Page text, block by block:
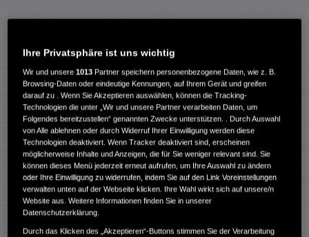
Kilometerstand 69.950 km
Kraftstoffart Benzin
Getriebe Automatik
Türen 4
Leistung 134 kW / 182 PS
Hubraum 1.498 cm³
Erstzulassung
Ihre Privatsphäre ist uns wichtig
Wir und unsere1013 Partner speichern personenbezogene Daten, wie z. B.
Browsing-Daten oder eindeutige Kennungen, auf Ihrem Gerät und greifen
darauf zu . Wenn Sie Akzeptieren auswählen, können die Tracking-
Technologien die unter „Wir und unsere Partner verarbeiten Daten, um
Folgendes bereitzustellen“ genannten Zwecke unterstützen. . Durch Auswahl
von Alle ablehnen oder durch Widerruf Ihrer Einwilligung werden diese
Technologien deaktiviert. Wenn Tracker deaktiviert sind, erscheinen
möglicherweise Inhalte und Anzeigen, die für Sie weniger relevant sind. Sie
können dieses Menü jederzeit erneut aufrufen, um Ihre Auswahl zu ändern
oder Ihre Einwilligung zu widerrufen, indem Sie auf den Link Voreinstellungen
verwalten unten auf der Webseite klicken. Ihre Wahl wirkt sich auf unsere/n
Website aus. Weitere Informationen finden Sie in unserer
Datenschutzerklärung.
Durch das Klicken des „Akzeptieren“-Buttons stimmen Sie der Verarbeitung